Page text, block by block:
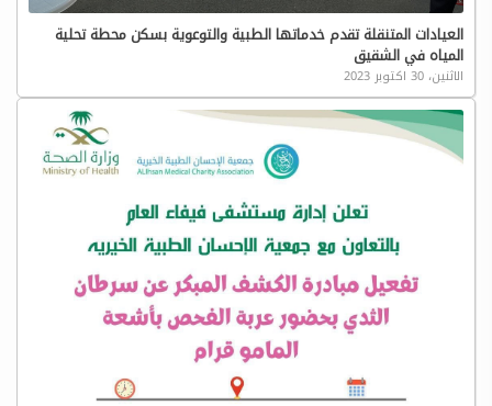
العيادات المتنقلة تقدم خدماتها الطبية والتوعوية بسكن محطة تحلية
المياه في الشقيق
الاثنين، 30 اكتوبر 2023